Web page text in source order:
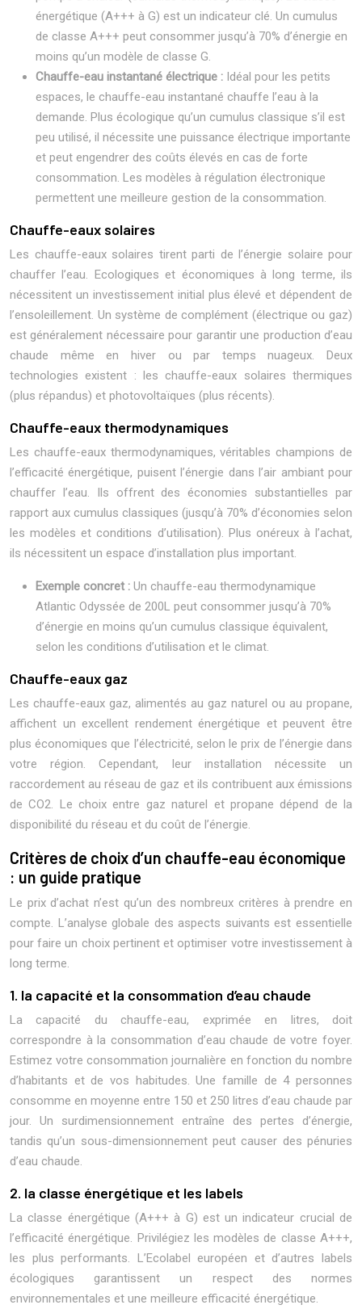
énergétique (A+++ à G) est un indicateur clé. Un cumulus
de classe A+++ peut consommer jusqu’à 70% d’énergie en
moins qu’un modèle de classe G.
Chauffe-eau instantané électrique : Idéal pour les petits
espaces, le chauffe-eau instantané chauffe l’eau à la
demande. Plus écologique qu’un cumulus classique s’il est
peu utilisé, il nécessite une puissance électrique importante
et peut engendrer des coûts élevés en cas de forte
consommation. Les modèles à régulation électronique
permettent une meilleure gestion de la consommation.
Chauffe-eaux solaires
Les chauffe-eaux solaires tirent parti de l’énergie solaire pour
chauffer l’eau. Ecologiques et économiques à long terme, ils
nécessitent un investissement initial plus élevé et dépendent de
l’ensoleillement. Un système de complément (électrique ou gaz)
est généralement nécessaire pour garantir une production d’eau
chaude même en hiver ou par temps nuageux. Deux
technologies existent : les chauffe-eaux solaires thermiques
(plus répandus) et photovoltaïques (plus récents).
Chauffe-eaux thermodynamiques
Les chauffe-eaux thermodynamiques, véritables champions de
l’efficacité énergétique, puisent l’énergie dans l’air ambiant pour
chauffer l’eau. Ils offrent des économies substantielles par
rapport aux cumulus classiques (jusqu’à 70% d’économies selon
les modèles et conditions d’utilisation). Plus onéreux à l’achat,
ils nécessitent un espace d’installation plus important.
Exemple concret : Un chauffe-eau thermodynamique
Atlantic Odyssée de 200L peut consommer jusqu’à 70%
d’énergie en moins qu’un cumulus classique équivalent,
selon les conditions d’utilisation et le climat.
Chauffe-eaux gaz
Les chauffe-eaux gaz, alimentés au gaz naturel ou au propane,
affichent un excellent rendement énergétique et peuvent être
plus économiques que l’électricité, selon le prix de l’énergie dans
votre région. Cependant, leur installation nécessite un
raccordement au réseau de gaz et ils contribuent aux émissions
de CO2. Le choix entre gaz naturel et propane dépend de la
disponibilité du réseau et du coût de l’énergie.
Critères de choix d’un chauffe-eau économique
: un guide pratique
Le prix d’achat n’est qu’un des nombreux critères à prendre en
compte. L’analyse globale des aspects suivants est essentielle
pour faire un choix pertinent et optimiser votre investissement à
long terme.
1. la capacité et la consommation d’eau chaude
La capacité du chauffe-eau, exprimée en litres, doit
correspondre à la consommation d’eau chaude de votre foyer.
Estimez votre consommation journalière en fonction du nombre
d’habitants et de vos habitudes. Une famille de 4 personnes
consomme en moyenne entre 150 et 250 litres d’eau chaude par
jour. Un surdimensionnement entraîne des pertes d’énergie,
tandis qu’un sous-dimensionnement peut causer des pénuries
d’eau chaude.
2. la classe énergétique et les labels
La classe énergétique (A+++ à G) est un indicateur crucial de
l’efficacité énergétique. Privilégiez les modèles de classe A+++,
les plus performants. L’Ecolabel européen et d’autres labels
écologiques garantissent un respect des normes
environnementales et une meilleure efficacité énergétique.